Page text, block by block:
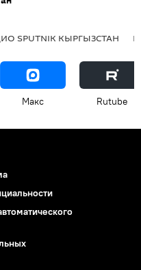
SPUTNIK КЫРГЫЗСТАН
Макс Rutube